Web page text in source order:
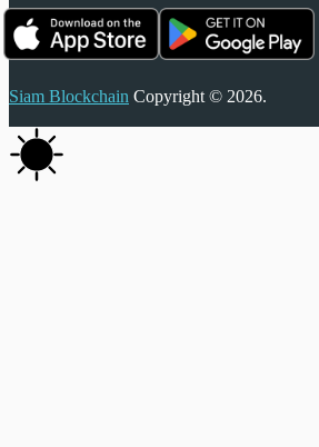
Siam Blockchain Copyright © 2026.